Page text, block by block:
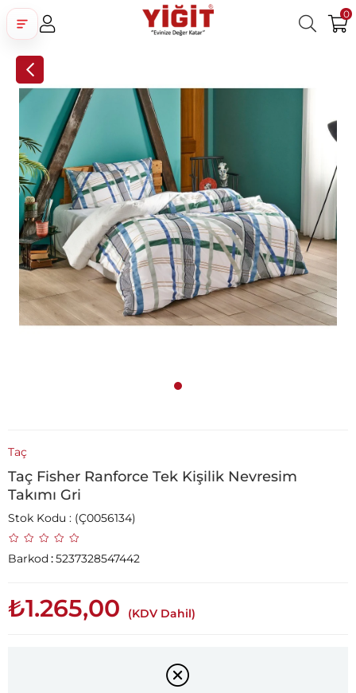
0
Taç
Taç Fisher Ranforce Tek Kişilik Nevresim
Takımı Gri
Stok Kodu (Ç0056134)
Barkod:5237328547442
₺1.265,00 (KDV Dahil)